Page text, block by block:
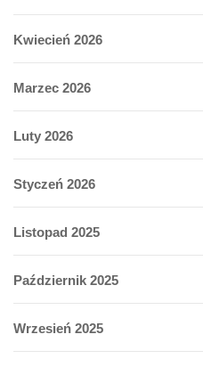
Kwiecień 2026
Marzec 2026
Luty 2026
Styczeń 2026
Listopad 2025
Październik 2025
Wrzesień 2025